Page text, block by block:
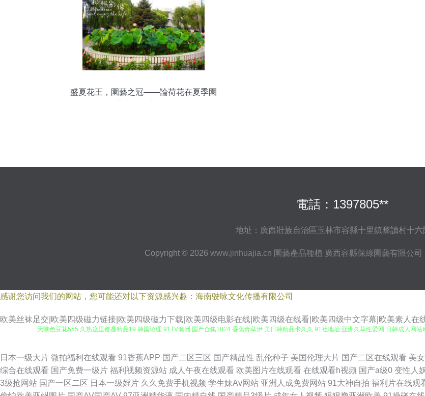
盛夏花王，園藝之冠——論荷花在夏季園
電話：1397805**
地址：廣西壯族自治區玉林市容縣十里鎮黎讀村十六
Copyright © 2026 www.jinhuajia.cn 園藝產品種植 廣西容縣保綠園藝有限公司
感谢您访问我们的网站，您可能还对以下资源感兴趣：海南驶咏文化传播有限公司
欧美丝袜足交|欧美四级磁力链接|欧美四级磁力下载|欧美四级电影在线|欧美四级在线看|欧美四级中文字幕|欧美素人
天堂色豆花555 久热这里都是精品19 韩国论理 91TV澳洲 国产合集1024 香蕉青草伊 美日韩精品卡久久 91社地址 亚洲久草性爱网 日韩成人网
子视频在线观看 福利社拍拍拍 91超碰在线人人干 91综合网海角社区色 黄污视频在线观看导航 草草草成人在线观看 91网站免费观看入口 91麻
日本一级大片 微拍福利在线观看 91香蕉APP 国产二区三区 国产精品性 乱伦种子 美国伦理大片 国产二区在线观看 美
综合在线观看 国产免费一级片 福利视频资源站 成人午夜在线观看 欧美图片在线观看 在线观看h视频 国产a级0 变性人
3级抢网站 国产一区二区 日本一级婬片 久久免费手机视频 学生妹Av网站 亚洲人成免费网站 91大神自拍 福利片在线观